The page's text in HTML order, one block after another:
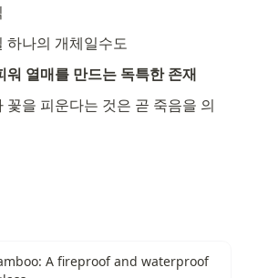
하나의 개체일수도
워 열매를 만드는 독특한 존재
꽃을 피운다는 것은 곧 죽음을 의
A fireproof and waterproof